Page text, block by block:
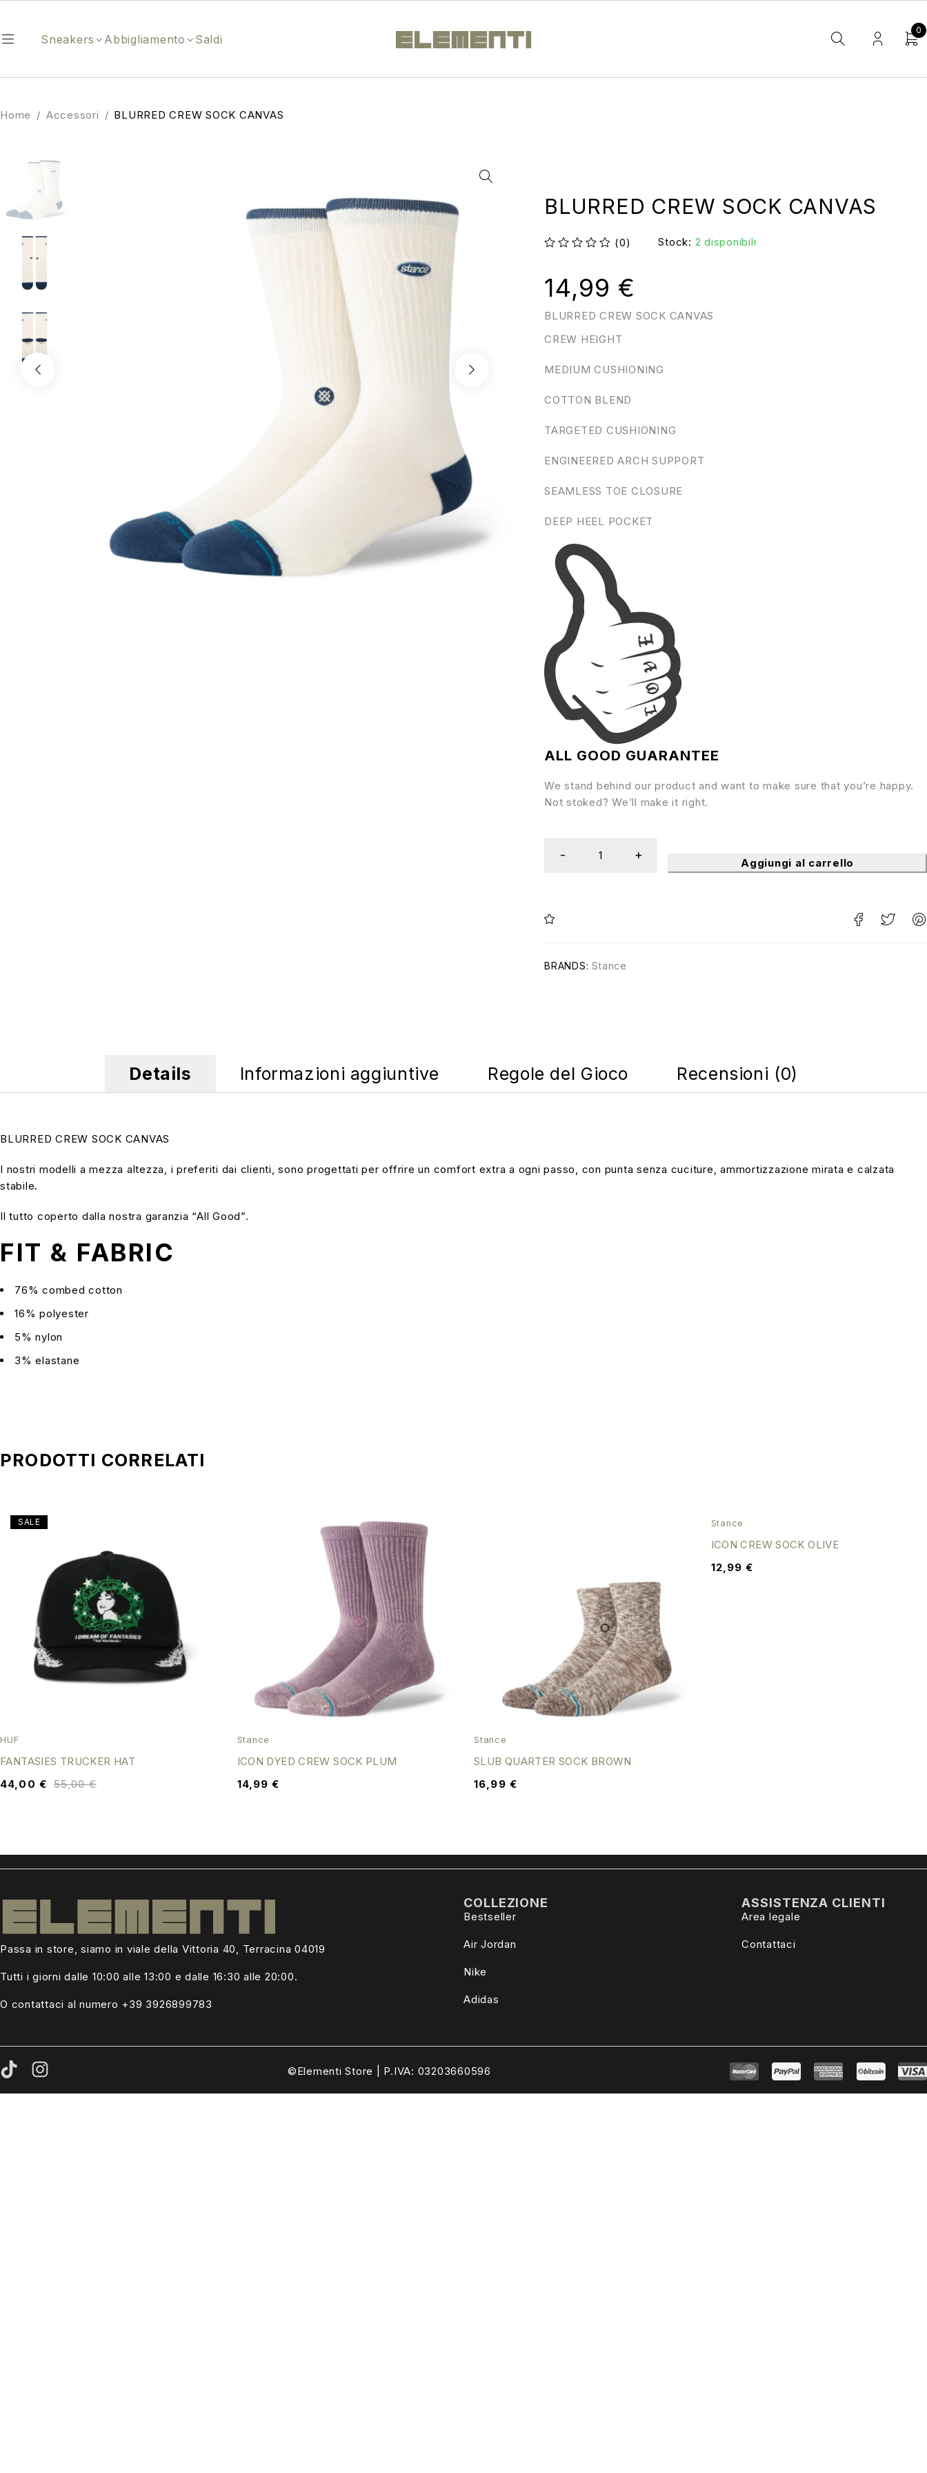
Sneakers Abbigliamento Saldi
0
Home / Accessori / BLURRED CREW SOCK CANVAS
BLURRED CREW SOCK CANVAS
(0) Stock: 2 disponibili
BLURRED CREW SOCK CANVAS
CREW HEIGHT
MEDIUM CUSHIONING
COTTON BLEND
TARGETED CUSHIONING
ENGINEERED ARCH SUPPORT
SEAMLESS TOE CLOSURE
DEEP HEEL POCKET
ALL GOOD GUARANTEE
We stand behind our product and want to make sure that you’re happy.
Not stoked? We’ll make it right.
14,99 €
Aggiungi al carrello
BRANDS: Stance
Details Informazioni aggiuntive Regole del Gioco Recensioni (0)
BLURRED CREW SOCK CANVAS
I nostri modelli a mezza altezza, i preferiti dai clienti, sono progettati per offrire un comfort extra a ogni passo, con punta senza cuciture, ammortizzazione mirata e calzata
stabile.
Il tutto coperto dalla nostra garanzia “All Good”.
FIT & FABRIC
76% combed cotton
16% polyester
5% nylon
3% elastane
PRODOTTI CORRELATI
SALE
HUF
FANTASIES TRUCKER HAT
55,00€
44,00 €
Stance
ICON DYED CREW SOCK PLUM
14,99€
Stance
SLUB QUARTER SOCK BROWN
16,99 €
Stance
ICON CREW SOCK OLIVE
12,99€
Passa in store, siamo in viale della Vittoria 40, Terracina 04019
Tutti i giorni dalle 10:00 alle 13:00 e dalle 16:30 alle 20:00.
O contattaci al numero +39 3926899783
COLLEZIONE
Bestseller
Air Jordan
Nike
Adidas
ASSISTENZA CLIENTI
Area legale
Contattaci
©Elementi Store | P.IVA: 03203660596